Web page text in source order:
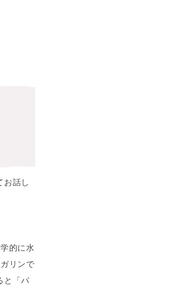
お話し
的に水
リンで
と「パ